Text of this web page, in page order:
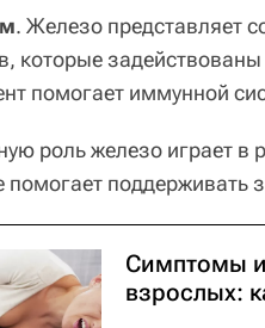
. Железо представляет
которые
помогает иммунной
роль железо играет в
поддерживать
Симптомы и
взрослых: